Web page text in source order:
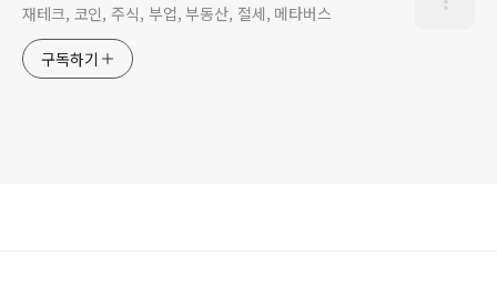
재테크, 코인, 주식, 부업, 부동산, 절세, 메타버스
구독하기